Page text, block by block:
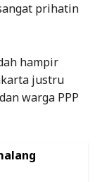
prihatin
hampir
justru
warga PPP